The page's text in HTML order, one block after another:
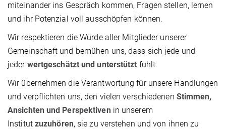
miteinander ins Gespräch kommen, Fragen stellen, lernen
und ihr Potenzial voll ausschöpfen können.
Wir respektieren die Würde aller Mitglieder unserer
Gemeinschaft und bemühen uns, dass sich jede und
jeder wertgeschätzt und unterstützt fühlt.
Wir übernehmen die Verantwortung für unsere Handlungen
und verpflichten uns, den vielen verschiedenen Stimmen,
Ansichten und Perspektiven in unserem
Institut zuzuhören, sie zu verstehen und von ihnen zu